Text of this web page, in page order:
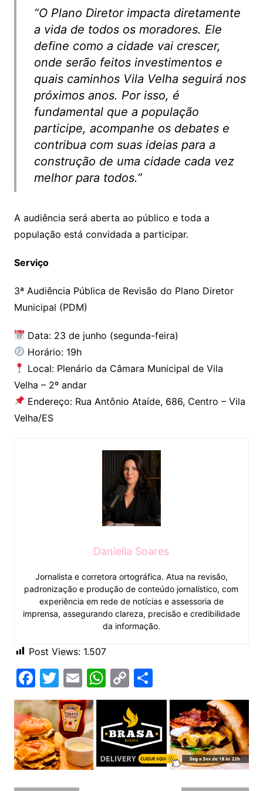
“O Plano Diretor impacta diretamente
a vida de todos os moradores. Ele
define como a cidade vai crescer,
onde serão feitos investimentos e
quais caminhos Vila Velha seguirá nos
próximos anos. Por isso, é
fundamental que a população
participe, acompanhe os debates e
contribua com suas ideias para a
construção de uma cidade cada vez
melhor para todos.”
A audiência será aberta ao público e toda a
população está convidada a participar.
Serviço
3ª Audiência Pública de Revisão do Plano Diretor
Municipal (PDM)
Data: 23 de junho (segunda-feira)
Horário: 19h
Local: Plenário da Câmara Municipal de Vila
Velha – 2º andar
Endereço: Rua Antônio Ataíde, 686, Centro – Vila
Velha/ES
Daniella Soares
Jornalista e corretora ortográfica. Atua na revisão,
padronização e produção de conteúdo jornalístico, com
experiência em rede de notícias e assessoria de
imprensa, assegurando clareza, precisão e credibilidade
da informação.
Post Views: 1.507
F
a
c
e
b
o
T
w
itt
er
E
m
ai
l
W
h
s
A
p
C
o
p
y
Li
n
C
o
p
ar
til